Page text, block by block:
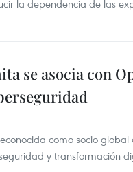
la dependencia de las
se asocia con
como socio
y transformación